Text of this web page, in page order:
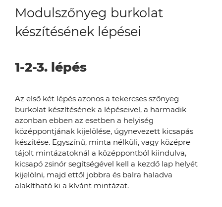
Modulszőnyeg burkolat
készítésének lépései
1-2-3. lépés
Az első két lépés azonos a tekercses szőnyeg
burkolat készítésének a lépéseivel, a harmadik
azonban ebben az esetben a helyiség
középpontjának kijelölése, úgynevezett kicsapás
készítése. Egyszínű, minta nélküli, vagy középre
tájolt mintázatoknál a középpontból kiindulva,
kicsapó zsinór segítségével kell a kezdő lap helyét
kijelölni, majd ettől jobbra és balra haladva
alakítható ki a kívánt mintázat.